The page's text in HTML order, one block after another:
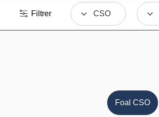
Filtrer CSO
Foal CSO